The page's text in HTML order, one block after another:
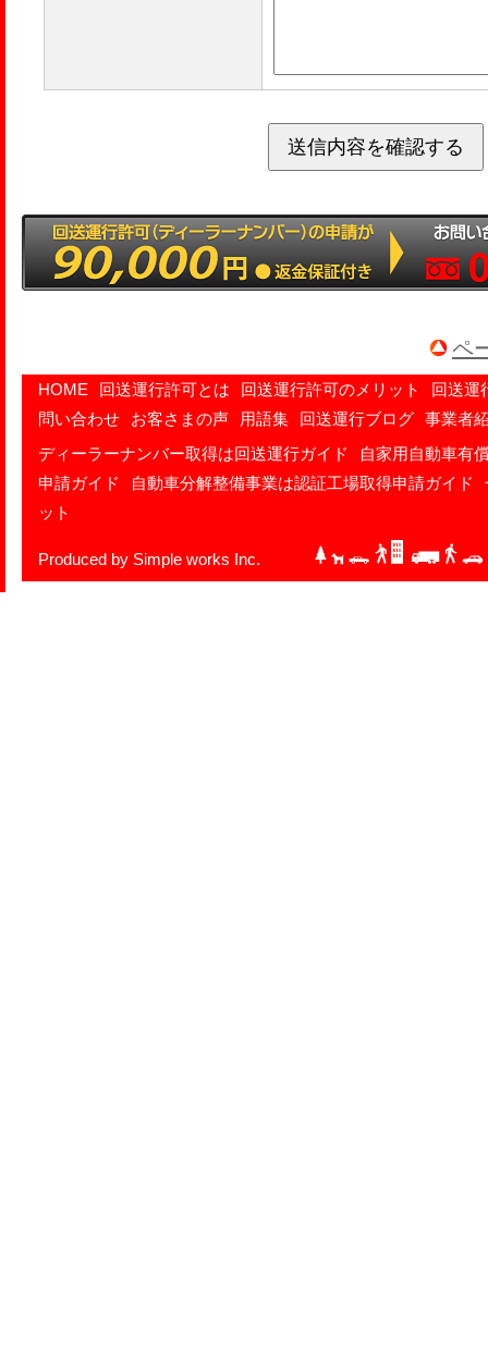
ペ
HOME 回送運行許可とは 回送運行許可のメリット
回送運
問い合わせ
お客さまの声 用語集 回送運行ブログ 事業者
ディーラーナンバー取得は回送運行ガイド
自家用自動車有
申請ガイド
自動車分解整備事業は認証工場取得申請ガイド
ット
Produced by Simple works Inc.